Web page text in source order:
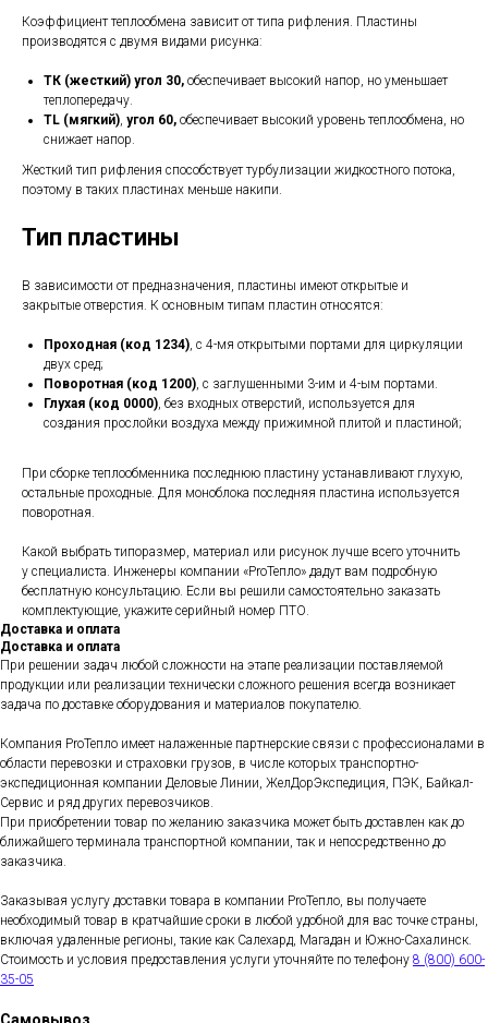
Коэффициент теплообмена зависит от типа рифления. Пластины
производятся с двумя видами рисунка:
ТК (жесткий) угол 30, обеспечивает высокий напор, но уменьшает
теплопередачу.
TL (мягкий), угол 60, обеспечивает высокий уровень теплообмена, но
снижает напор.
Жесткий тип рифления способствует турбулизации жидкостного потока,
поэтому в таких пластинах меньше накипи.
Тип пластины
В зависимости от предназначения, пластины имеют открытые и
закрытые отверстия. К основным типам пластин относятся:
Проходная (код 1234), с 4-мя открытыми портами для циркуляции
двух сред;
Поворотная (код 1200), с заглушенными 3-им и 4-ым портами.
Глухая (код 0000), без входных отверстий, используется для
создания прослойки воздуха между прижимной плитой и пластиной;
При сборке теплообменника последнюю пластину устанавливают глухую,
остальные проходные. Для моноблока последняя пластина используется
поворотная.
Какой выбрать типоразмер, материал или рисунок лучше всего уточнить
у специалиста. Инженеры компании «ProТепло» дадут вам подробную
бесплатную консультацию. Если вы решили самостоятельно заказать
комплектующие, укажите серийный номер ПТО.
Доставка и оплата
Доставка и оплата
При решении задач любой сложности на этапе реализации поставляемой
продукции или реализации технически сложного решения всегда возникает
задача по доставке оборудования и материалов покупателю.
Компания ProТепло имеет налаженные партнерские связи с профессионалами в
области перевозки и страховки грузов, в числе которых транспортно-
экспедиционная компании Деловые Линии, ЖелДорЭкспедиция, ПЭК, Байкал-
Сервис и ряд других перевозчиков.
При приобретении товар по желанию заказчика может быть доставлен как до
ближайшего терминала транспортной компании, так и непосредственно до
заказчика.
Заказывая услугу доставки товара в компании ProТепло, вы получаете
необходимый товар в кратчайшие сроки в любой удобной для вас точке страны,
включая удаленные регионы, такие как Салехард, Магадан и Южно-Сахалинск.
Стоимость и условия предоставления услуги уточняйте по телефону 8 (800) 600-
35-05